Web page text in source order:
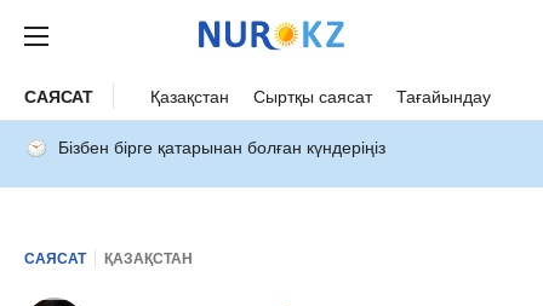
САЯСАТ Қазақстан Сыртқы саясат Тағайындау
Бізбен бірге қатарынан болған күндеріңіз
САЯСАТ ҚАЗАҚСТАН